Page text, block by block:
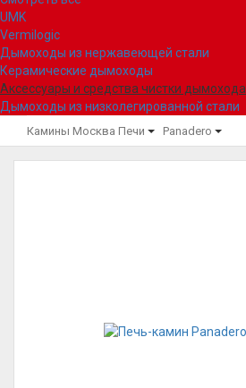
UMK
Vermilogic
Дымоходы из нержавеющей стали
Керамические дымоходы
Аксессуары и средства чистки дымохода
Дымоходы из низколегированной стали
Камины Москва Печи Panadero